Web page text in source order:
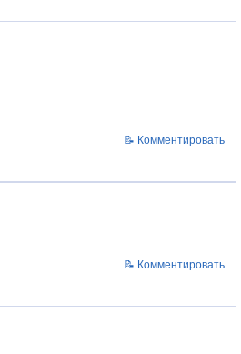
📝 Комментировать
📝 Комментировать